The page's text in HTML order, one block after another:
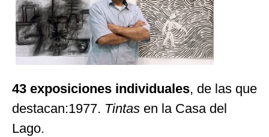
43 exposiciones individuales, de las que
destacan:1977. Tintas en la Casa del
Lago.